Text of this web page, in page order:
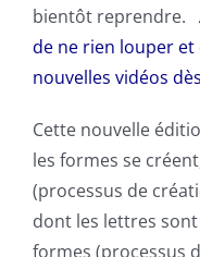
bientôt reprendre.
de ne rien louper
nouvelles vidéos
Cette nouvelle
les formes se
(processus de
dont les lettres
formes (processus